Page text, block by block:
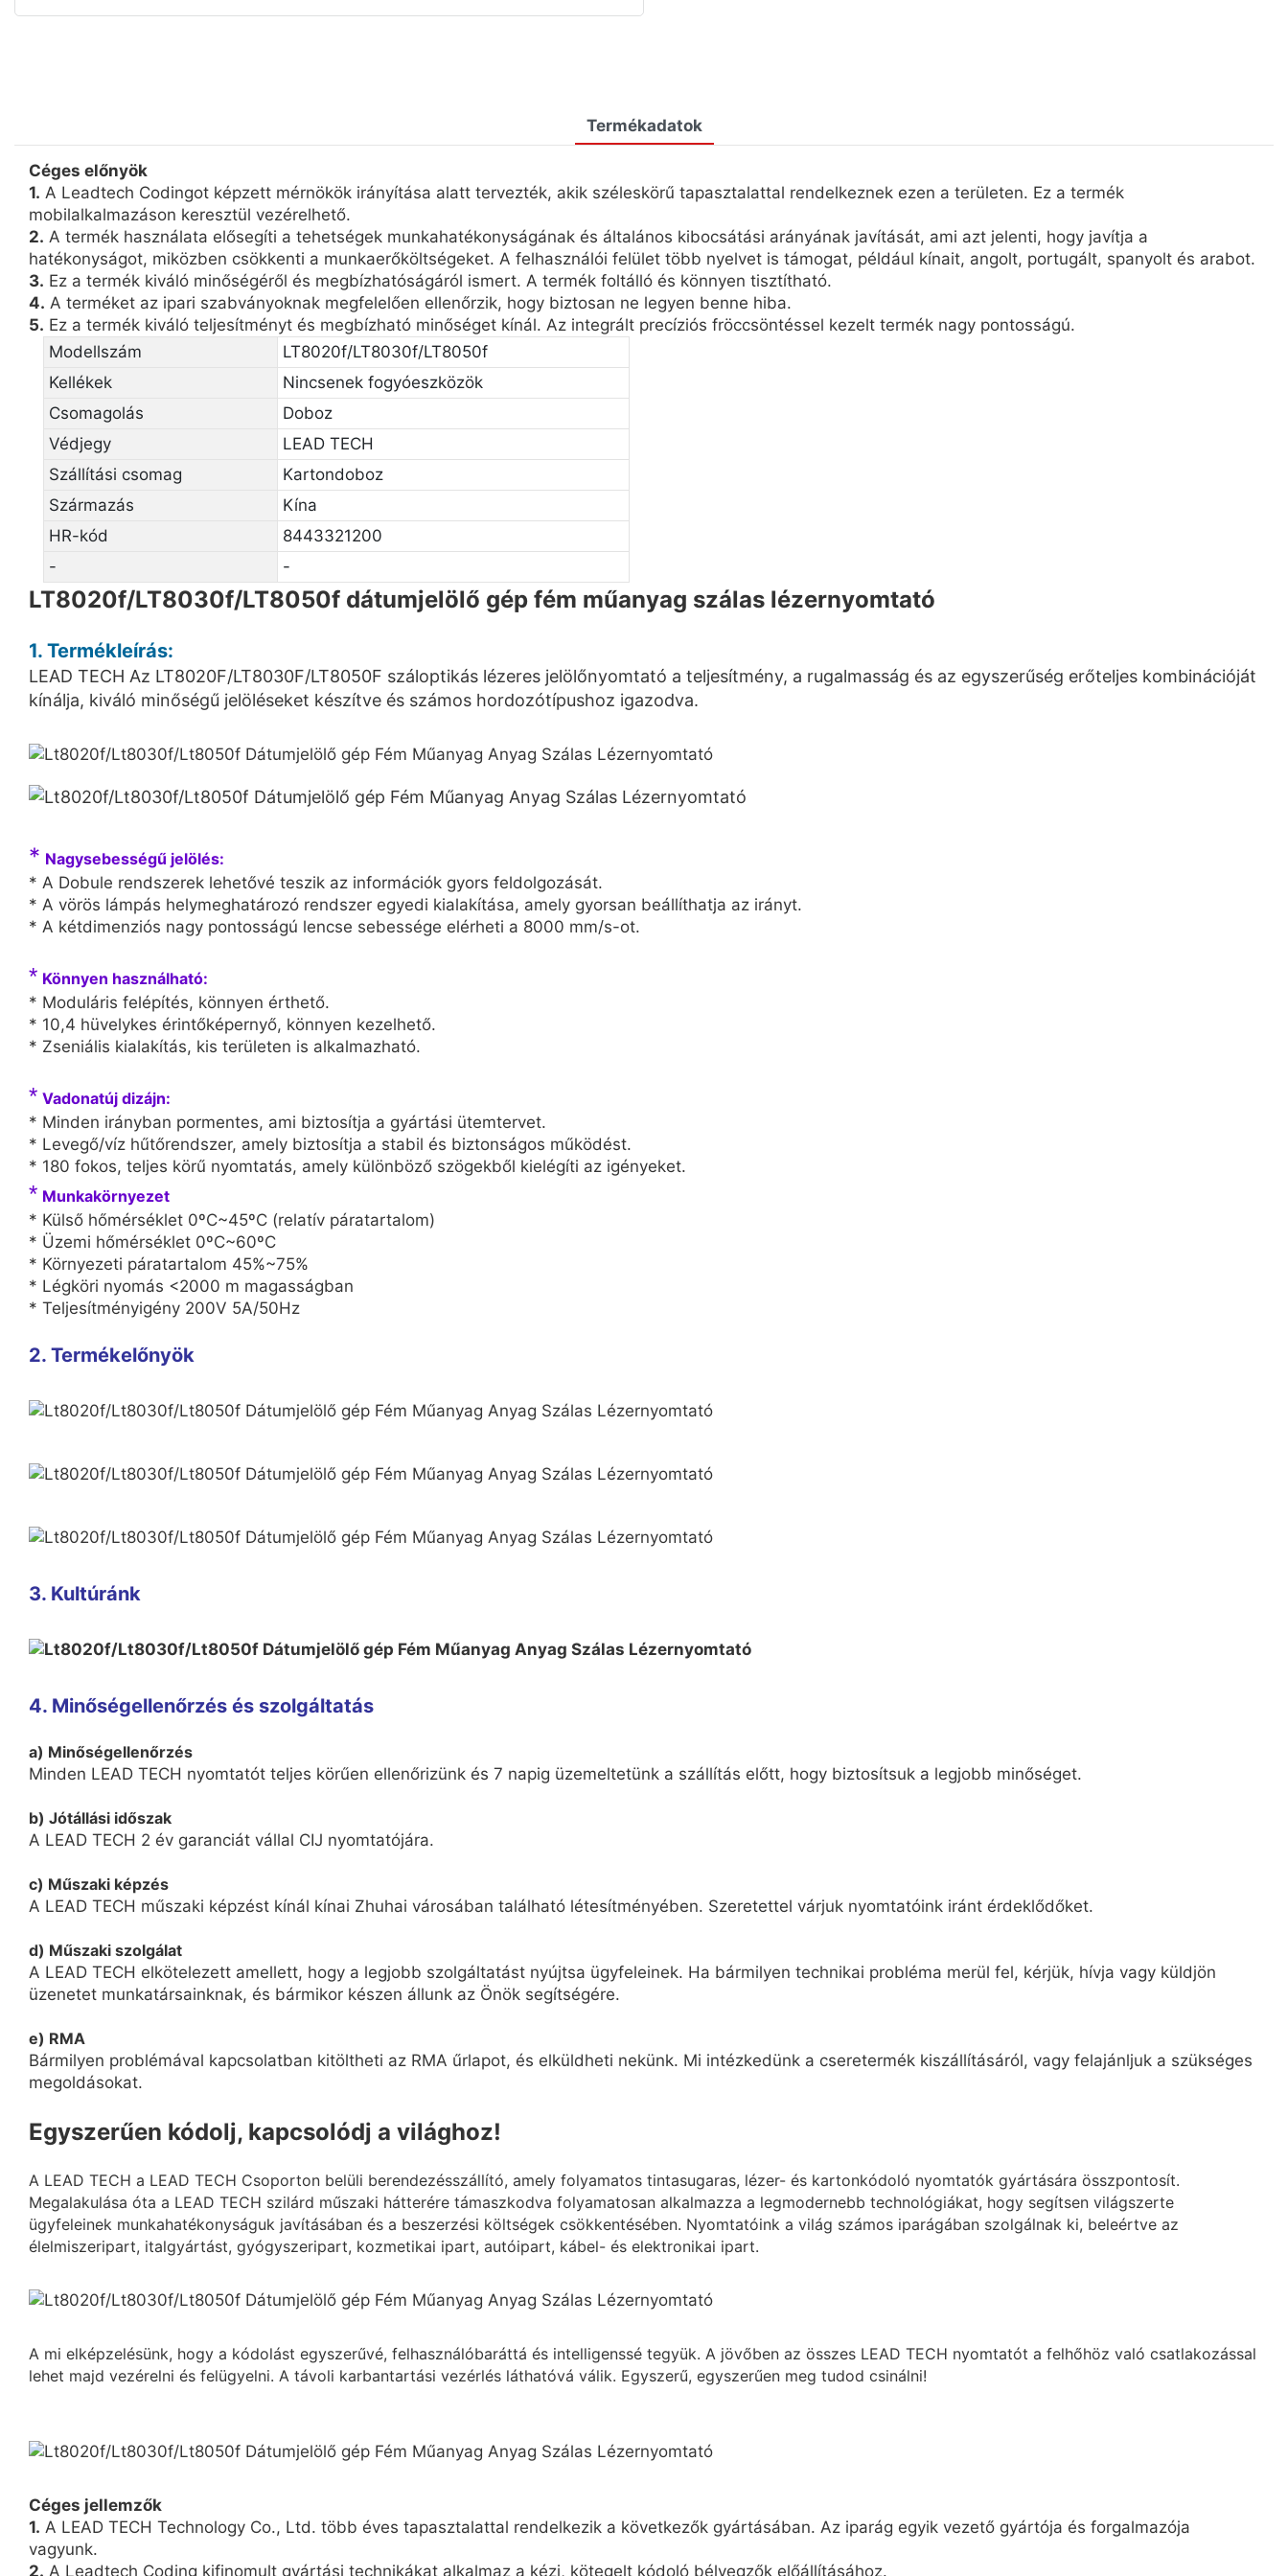
Termékadatok
Céges előnyök
1. A Leadtech Codingot képzett mérnökök irányítása alatt tervezték, akik széleskörű tapasztalattal rendelkeznek ezen a területen. Ez a termék
mobilalkalmazáson keresztül vezérelhető.
2. A termék használata elősegíti a tehetségek munkahatékonyságának és általános kibocsátási arányának javítását, ami azt jelenti, hogy javítja a
hatékonyságot, miközben csökkenti a munkaerőköltségeket. A felhasználói felület több nyelvet is támogat, például kínait, angolt, portugált, spanyolt és arabot.
3. Ez a termék kiváló minőségéről és megbízhatóságáról ismert. A termék foltálló és könnyen tisztítható.
4. A terméket az ipari szabványoknak megfelelően ellenőrzik, hogy biztosan ne legyen benne hiba.
5. Ez a termék kiváló teljesítményt és megbízható minőséget kínál. Az integrált precíziós fröccsöntéssel kezelt termék nagy pontosságú.
Modellszám
LT8020f/LT8030f/LT8050f
Kellékek
Nincsenek fogyóeszközök
Csomagolás
Doboz
Védjegy
LEAD TECH
Szállítási csomag
Kartondoboz
Származás
Kína
HR-kód
8443321200
-
-
LT8020f/LT8030f/LT8050f dátumjelölő gép fém műanyag szálas lézernyomtató
1. Termékleírás:
LEAD TECH Az LT8020F/LT8030F/LT8050F száloptikás lézeres jelölőnyomtató a teljesítmény, a rugalmasság és az egyszerűség erőteljes kombinációját
kínálja, kiváló minőségű jelöléseket készítve és számos hordozótípushoz igazodva.
* Nagysebességű jelölés:
* A Dobule rendszerek lehetővé teszik az információk gyors feldolgozását.
* A vörös lámpás helymeghatározó rendszer egyedi kialakítása, amely gyorsan beállíthatja az irányt.
* A kétdimenziós nagy pontosságú lencse sebessége elérheti a 8000 mm/s-ot.
* Könnyen használható:
* Moduláris felépítés, könnyen érthető.
* 10,4 hüvelykes érintőképernyő, könnyen kezelhető.
* Zseniális kialakítás, kis területen is alkalmazható.
* Vadonatúj dizájn:
* Minden irányban pormentes, ami biztosítja a gyártási ütemtervet.
* Levegő/víz hűtőrendszer, amely biztosítja a stabil és biztonságos működést.
* 180 fokos, teljes körű nyomtatás, amely különböző szögekből kielégíti az igényeket.
* Munkakörnyezet
* Külső hőmérséklet 0ºC~45ºC (relatív páratartalom)
* Üzemi hőmérséklet 0ºC~60ºC
* Környezeti páratartalom 45%~75%
* Légköri nyomás <2000 m magasságban
* Teljesítményigény 200V 5A/50Hz
2. Termékelőnyök
3. Kultúránk
4. Minőségellenőrzés és szolgáltatás
a) Minőségellenőrzés
Minden LEAD TECH nyomtatót teljes körűen ellenőrizünk és 7 napig üzemeltetünk a szállítás előtt, hogy biztosítsuk a legjobb minőséget.
b) Jótállási időszak
A LEAD TECH 2 év garanciát vállal CIJ nyomtatójára.
c) Műszaki képzés
A LEAD TECH műszaki képzést kínál kínai Zhuhai városában található létesítményében. Szeretettel várjuk nyomtatóink iránt érdeklődőket.
d) Műszaki szolgálat
A LEAD TECH elkötelezett amellett, hogy a legjobb szolgáltatást nyújtsa ügyfeleinek. Ha bármilyen technikai probléma merül fel, kérjük, hívja vagy küldjön
üzenetet munkatársainknak, és bármikor készen állunk az Önök segítségére.
e) RMA
Bármilyen problémával kapcsolatban kitöltheti az RMA űrlapot, és elküldheti nekünk. Mi intézkedünk a cseretermék kiszállításáról, vagy felajánljuk a szükséges
megoldásokat.
Egyszerűen kódolj, kapcsolódj a világhoz!
A LEAD TECH a LEAD TECH Csoporton belüli berendezésszállító, amely folyamatos tintasugaras, lézer- és kartonkódoló nyomtatók gyártására összpontosít.
Megalakulása óta a LEAD TECH szilárd műszaki hátterére támaszkodva folyamatosan alkalmazza a legmodernebb technológiákat, hogy segítsen világszerte
ügyfeleinek munkahatékonyságuk javításában és a beszerzési költségek csökkentésében. Nyomtatóink a világ számos iparágában szolgálnak ki, beleértve az
élelmiszeripart, italgyártást, gyógyszeripart, kozmetikai ipart, autóipart, kábel- és elektronikai ipart.
A mi elképzelésünk, hogy a kódolást egyszerűvé, felhasználóbaráttá és intelligenssé tegyük. A jövőben az összes LEAD TECH nyomtatót a felhőhöz való csatlakozással
lehet majd vezérelni és felügyelni. A távoli karbantartási vezérlés láthatóvá válik. Egyszerű, egyszerűen meg tudod csinálni!
Céges jellemzők
1. A LEAD TECH Technology Co., Ltd. több éves tapasztalattal rendelkezik a következők gyártásában. Az iparág egyik vezető gyártója és forgalmazója
vagyunk.
2. A Leadtech Coding kifinomult gyártási technikákat alkalmaz a kézi, kötegelt kódoló bélyegzők előállításához.